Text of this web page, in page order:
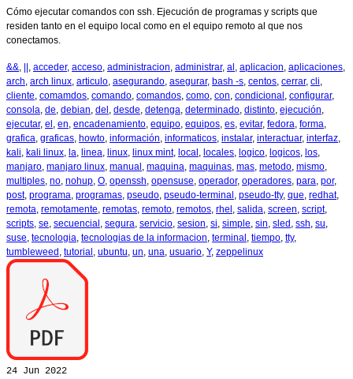
Cómo ejecutar comandos con ssh. Ejecución de programas y scripts que
residen tanto en el equipo local como en el equipo remoto al que nos
conectamos.
&&, , acceder, acceso, administracion, administrar, al , aplicacion, aplicaciones,
arch, arch linux, articulo, asegurando, asegurar, bash -s, centos, cerrar, cli,
cliente, comamdos, comando, comandos, como, con, condicional , configurar,
consola, de, debian, del , desde, detenga, determinado, distinto, ejecución,
ejecutar, el , en, encadenamiento, equipo, equipos, es, evitar, fedora, forma,
grafica, graficas, howto, información, informaticos, instalar, interactuar, interfaz,
kali, kali linux, la, linea, linux, linux mint, local , locales, logico, logicos, los,
manjaro, manjaro linux, manual , maquina, maquinas, mas, metodo, mismo,
multiples, no, nohup, O, openssh, opensuse, operador, operadores, para, por,
post, programa, programas, pseudo, pseudo-terminal , pseudo-tty, que, redhat,
remota, remotamente, remotas, remoto, remotos, rhel , salida, screen, script,
scripts, se, secuencial , segura, servicio, sesion, si, simple, sin, sled , ssh, su,
suse, tecnologia, tecnologias de la informacion, terminal , tiempo, tty,
tumbleweed , tutorial , ubuntu, un, una, usuario, Y, zeppelinux
24 Jun 2022